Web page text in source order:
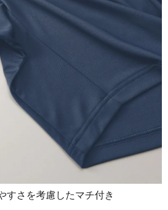
すさを考慮したマチ付き